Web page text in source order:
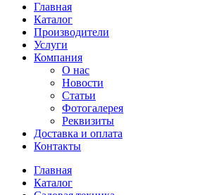
Главная
Каталог
Производители
Услуги
Компания
О нас
Новости
Статьи
Фотогалерея
Реквизиты
Доставка и оплата
Контакты
Главная
Каталог